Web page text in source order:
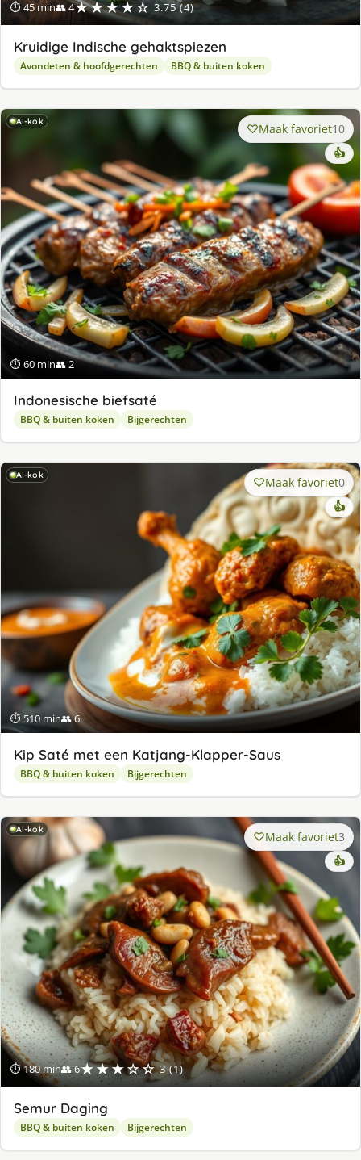
⏱ 45 min👥 4★★★★☆ 3.75 (4)
Kruidige Indische gehaktspiezen
Avondeten & hoofdgerechten BBQ & buiten koken
AI-kok
⏱ 60 min👥 2
Maak favoriet10
👍
Indonesische biefsaté
BBQ & buiten koken Bijgerechten
AI-kok
⏱ 510 min👥 6
Maak favoriet0
👍
Kip Saté met een Katjang-Klapper-Saus
BBQ & buiten koken Bijgerechten
AI-kok
⏱ 180 min👥 6★★★☆☆ 3 (1)
Maak favoriet3
👍
Semur Daging
BBQ & buiten koken Bijgerechten